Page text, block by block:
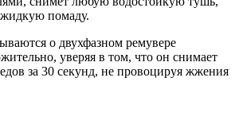
помаду.
о двухфазном ремувере
уверяя в том, что он снимает
за 30 секунд, не провоцируя жжения